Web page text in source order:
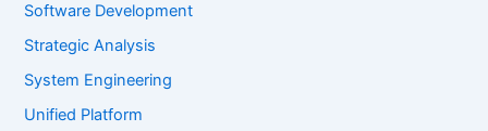
Software Development
Strategic Analysis
System Engineering
Unified Platform